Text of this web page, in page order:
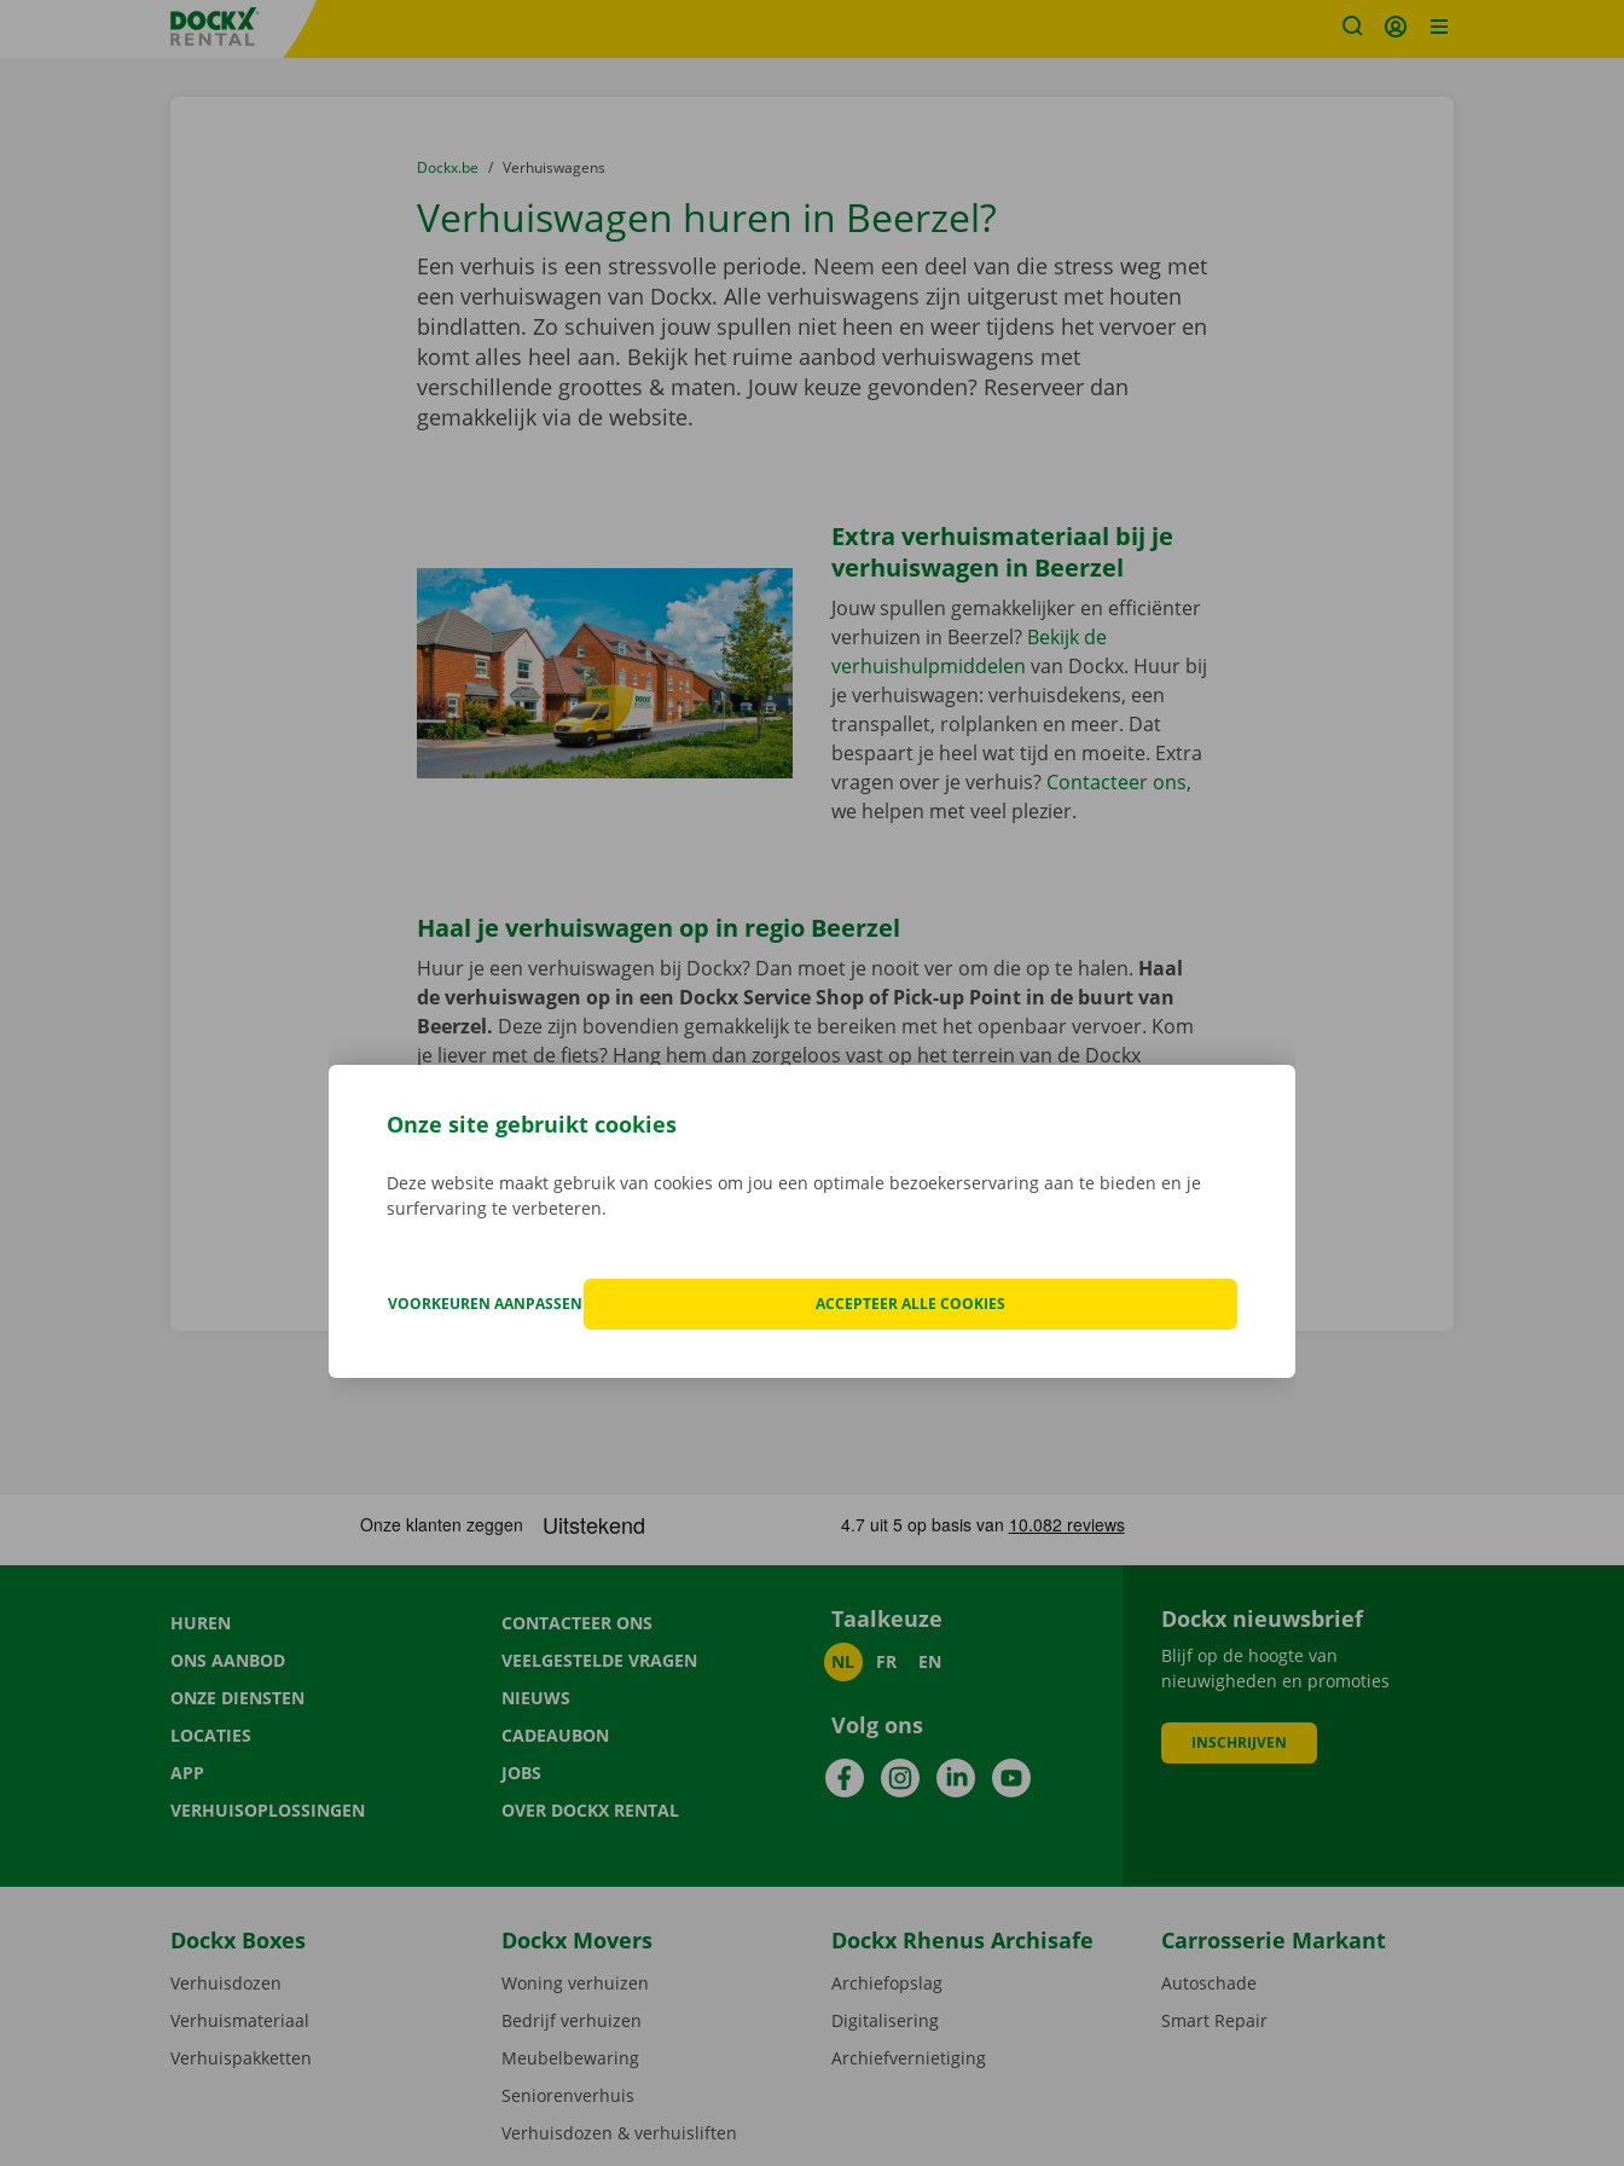
Taalselectie overslaanFratello DEMO
U bevindt zich hier:
van
Dockx.be naar
Verhuiswagens
Verhuiswagen huren in Beerzel?
Een verhuis is een stressvolle periode. Neem een deel van die stress weg met
een verhuiswagen van Dockx. Alle verhuiswagens zijn uitgerust met houten
bindlatten. Zo schuiven jouw spullen niet heen en weer tijdens het vervoer en
komt alles heel aan. Bekijk het ruime aanbod verhuiswagens met
verschillende groottes & maten. Jouw keuze gevonden? Reserveer dan
gemakkelijk via de website.
Extra verhuismateriaal bij je
verhuiswagen in Beerzel
Jouw spullen gemakkelijker en efficiënter
verhuizen in Beerzel? Bekijk de
verhuishulpmiddelen van Dockx. Huur bij
je verhuiswagen: verhuisdekens, een
transpallet, rolplanken en meer. Dat
bespaart je heel wat tijd en moeite. Extra
vragen over je verhuis? Contacteer ons,
we helpen met veel plezier.
Haal je verhuiswagen op in regio Beerzel
Huur je een verhuiswagen bij Dockx? Dan moet je nooit ver om die op te halen. Haal
de verhuiswagen op in een Dockx Service Shop of Pick-up Point in de buurt van
Beerzel. Deze zijn bovendien gemakkelijk te bereiken met het openbaar vervoer. Kom
je liever met de fiets? Hang hem dan zorgeloos vast op het terrein van de Dockx
parkeerterrein. Zo vertrek je na je de verhuiswagen terugbrengt al fluitend naar je -
nieuwe - thuis.
HUREN
ONS AANBOD
ONZE DIENSTEN
LOCATIES
APP
VERHUISOPLOSSINGEN
CONTACTEER ONS
VEELGESTELDE VRAGEN
NIEUWS
CADEAUBON
JOBS
OVER DOCKX RENTAL
Taalkeuze
NL FR EN
Volg ons
FacebookInstagramLinkedInYouTube
Dockx nieuwsbrief
Blijf op de hoogte van
nieuwigheden en promoties
INSCHRIJVEN
Dockx Boxes
Verhuisdozen
Verhuismateriaal
Verhuispakketten
Dockx Movers
Woning verhuizen
Bedrijf verhuizen
Meubelbewaring
Seniorenverhuis
Verhuisdozen & verhuisliften
Dockx Rhenus Archisafe
Archiefopslag
Digitalisering
Archiefvernietiging
Carrosserie Markant
Autoschade
Smart Repair
Onze site gebruikt cookies
Deze website maakt gebruik van cookies om jou een optimale bezoekerservaring aan te bieden en je
surfervaring te verbeteren.
VOORKEUREN AANPASSEN ACCEPTEER ALLE COOKIES